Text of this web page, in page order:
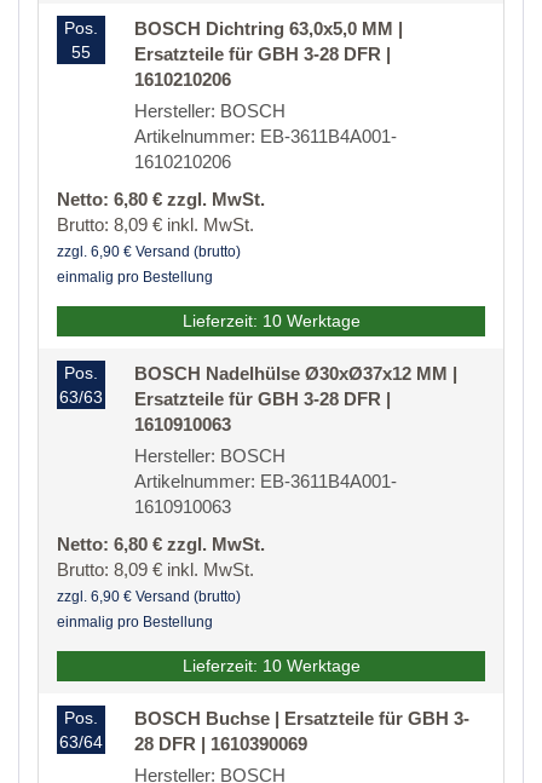
Pos.
55
BOSCH Dichtring 63,0x5,0 MM |
Ersatzteile für GBH 3-28 DFR |
1610210206
Hersteller: BOSCH
Artikelnummer: EB-3611B4A001-
1610210206
Netto: 6,80 € zzgl. MwSt.
Brutto: 8,09 € inkl. MwSt.
zzgl. 6,90 € Versand (brutto)
einmalig pro Bestellung
Lieferzeit: 10 Werktage
Pos.
63/63
BOSCH Nadelhülse Ø30xØ37x12 MM |
Ersatzteile für GBH 3-28 DFR |
1610910063
Hersteller: BOSCH
Artikelnummer: EB-3611B4A001-
1610910063
Netto: 6,80 € zzgl. MwSt.
Brutto: 8,09 € inkl. MwSt.
zzgl. 6,90 € Versand (brutto)
einmalig pro Bestellung
Lieferzeit: 10 Werktage
Pos.
63/64
BOSCH Buchse | Ersatzteile für GBH 3-
28 DFR | 1610390069
Hersteller: BOSCH